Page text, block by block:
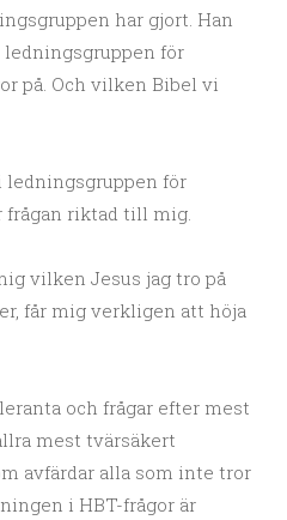
har gjort. Han
för
på. Och vilken Bibel vi
ledningsgruppen för
frågan riktad till mig.
vilken Jesus jag tro på
får mig verkligen att höja
och frågar efter mest
mest tvärsäkert
avfärdar alla som inte tror
i HBT-frågor är